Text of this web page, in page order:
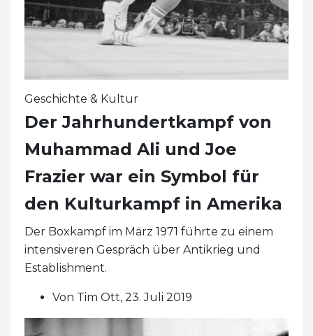
Geschichte & Kultur
Der Jahrhundertkampf von
Muhammad Ali und Joe
Frazier war ein Symbol für
den Kulturkampf in Amerika
Der Boxkampf im März 1971 führte zu einem
intensiveren Gespräch über Antikrieg und
Establishment.
Von Tim Ott, 23. Juli 2019